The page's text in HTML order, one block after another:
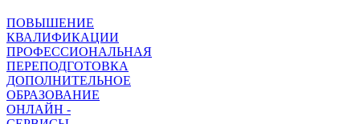
ПОВЫШЕНИЕ
КВАЛИФИКАЦИИ
ПРОФЕССИОНАЛЬНАЯ
ПЕРЕПОДГОТОВКА
ДОПОЛНИТЕЛЬНОЕ
ОБРАЗОВАНИЕ
ОНЛАЙН -